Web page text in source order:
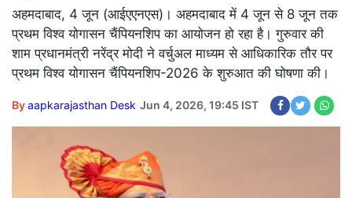
अहमदाबाद, 4 जून (आईएएनएस)। अहमदाबाद में 4 जून से 8 जून तक
प्रथम विश्व योगासन चैंपियनशिप का आयोजन हो रहा है। गुरुवार की
शाम प्रधानमंत्री नरेंद्र मोदी ने वर्चुअल माध्यम से आधिकारिक तौर पर
प्रथम विश्व योगासन चैंपियनशिप-2026 के शुरुआत की घोषणा की।
Byaapkarajasthan Desk Jun 4, 2026, 19:45 IST